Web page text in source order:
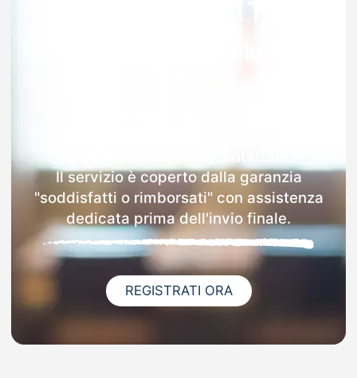
Il servizio è coperto dalla garanzia
"soddisfatti o rimborsati" con assistenza
dedicata prima dell'invio finale.
REGISTRATI ORA